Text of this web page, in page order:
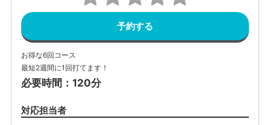
予約する
お得な6回コース
最短2週間に1回打てます！
必要時間：120分
対応担当者